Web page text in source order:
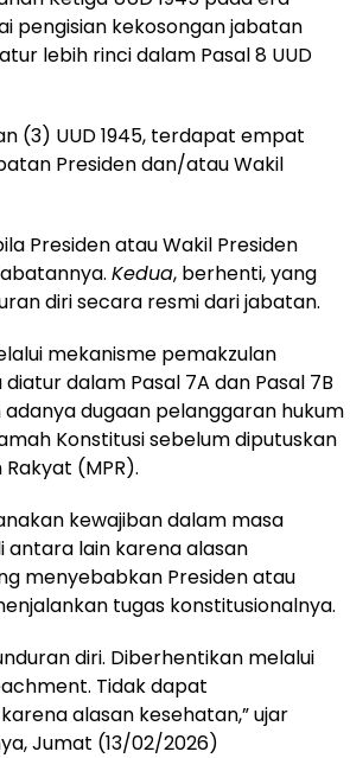
pengisian kekosongan jabatan
lebih rinci dalam Pasal 8 UUD
(3) UUD 1945, terdapat empat
Presiden dan/atau Wakil
Presiden atau Wakil Presiden
Kedua, berhenti, yang
diri secara resmi dari jabatan.
mekanisme pemakzulan
dalam Pasal 7A dan Pasal 7B
adanya dugaan pelanggaran hukum
Konstitusi sebelum diputuskan
(MPR).
kewajiban dalam masa
lain karena alasan
menyebabkan Presiden atau
tugas konstitusionalnya.
diri. Diberhentikan melalui
Tidak dapat
alasan kesehatan,” ujar
Jumat (13/02/2026)